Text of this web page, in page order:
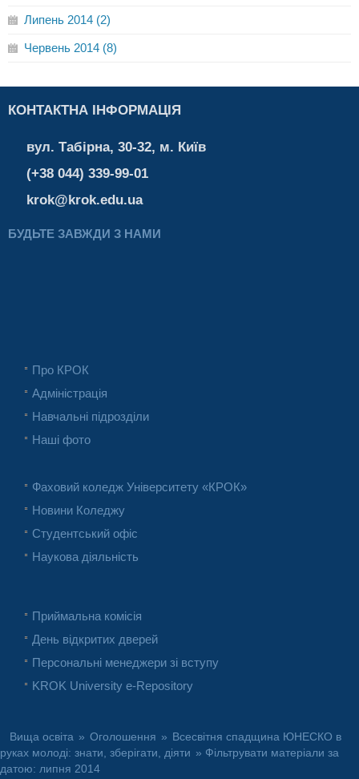
Липень 2014 (2)
Червень 2014 (8)
КОНТАКТНА ІНФОРМАЦІЯ
вул. Табірна, 30-32, м. Київ
(+38 044) 339-99-01
krok@krok.edu.ua
БУДЬТЕ ЗАВЖДИ З НАМИ
Про КРОК
Адміністрація
Навчальні підрозділи
Наші фото
Фаховий коледж Університету «КРОК»
Новини Коледжу
Студентський офіс
Наукова діяльність
Приймальна комісія
День відкритих дверей
Персональні менеджери зі вступу
KROK University e-Repository
Вища освіта » Оголошення » Всесвітня спадщина ЮНЕСКО в
руках молоді: знати, зберігати, діяти » Фільтрувати матеріали за
датою: липня 2014